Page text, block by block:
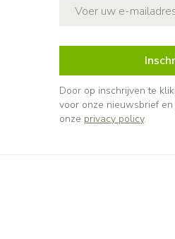
Door op inschrijven te
voor onze nieuwsbrief
onze privacy policy.